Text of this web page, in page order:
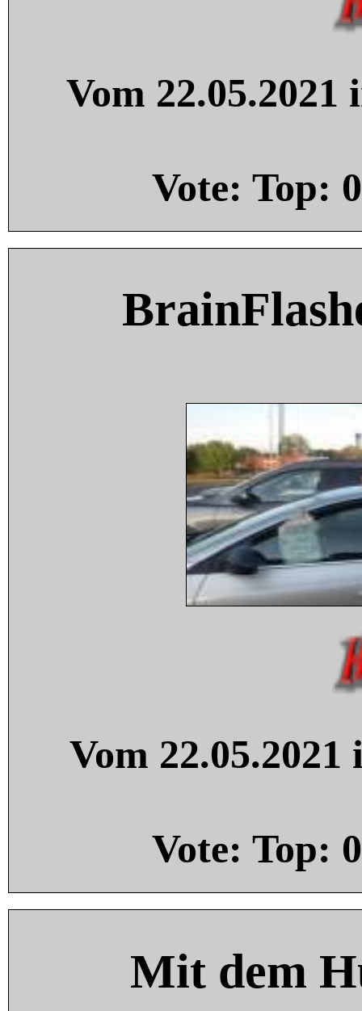
Vom
Vote: Top: 0
Vom
Vote: Top: 0
Mit dem